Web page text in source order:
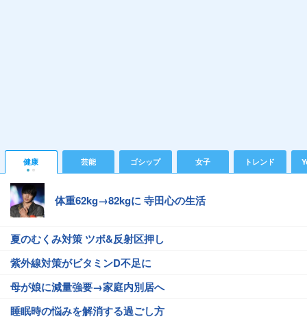
健康 芸能 ゴシップ 女子 トレンド
体重62kg→82kgに 寺田心の生活
夏のむくみ対策 ツボ&反射区押し
紫外線対策がビタミンD不足に
母が娘に減量強要→家庭内別居へ
睡眠時の悩みを解消する過ごし方